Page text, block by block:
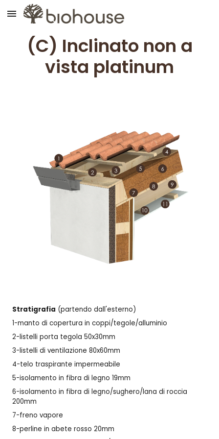
Skip to main content
(C) Inclinatonon a
vista platinum
Stratigrafia (partendo dall'esterno)
1-manto di copertura in coppi/tegole/alluminio
2-listelli porta tegola 50x30mm
3-listelli di ventilazione 80x60mm
4-telo traspirante impermeabile
5-isolamento in fibra di legno 19mm
6-isolamento in fibra di legno/sughero/lana di roccia
200mm
7-freno vapore
8-perline in abete rosso 20mm